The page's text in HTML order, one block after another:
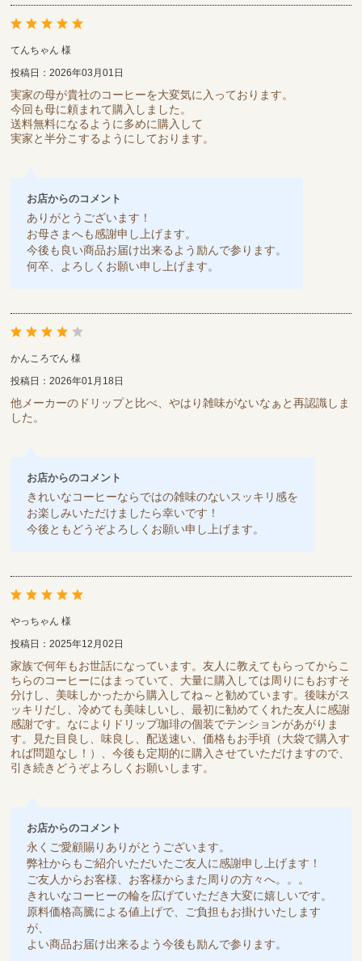
てんちゃん 様
投稿日：2026年03月01日
実家の母が貴社のコーヒーを大変気に入っております。
今回も母に頼まれて購入しました。
送料無料になるように多めに購入して
実家と半分こするようにしております。
お店からのコメント
ありがとうございます！
お母さまへも感謝申し上げます。
今後も良い商品お届け出来るよう励んで参ります。
何卒、よろしくお願い申し上げます。
かんころでん 様
投稿日：2026年01月18日
他メーカーのドリップと比べ、やはり雑味がないなぁと再認識しま
した。
お店からのコメント
きれいなコーヒーならではの雑味のないスッキリ感を
お楽しみいただけましたら幸いです！
今後ともどうぞよろしくお願い申し上げます。
やっちゃん 様
投稿日：2025年12月02日
家族で何年もお世話になっています。友人に教えてもらってからこ
ちらのコーヒーにはまっていて、大量に購入しては周りにもおすそ
分けし、美味しかったから購入してね～と勧めています。後味がス
ッキリだし、冷めても美味しいし、最初に勧めてくれた友人に感謝
感謝です。なによりドリップ珈琲の個装でテンションがあがりま
す。見た目良し、味良し、配送速い、価格もお手頃（大袋で購入す
れば問題なし！）、今後も定期的に購入させていただけますので、
引き続きどうぞよろしくお願いします。
お店からのコメント
永くご愛顧賜りありがとうございます。
弊社からもご紹介いただいたご友人に感謝申し上げます！
ご友人からお客様、お客様からまた周りの方々へ。。。
きれいなコーヒーの輪を広げていただき大変に嬉しいです。
原料価格高騰による値上げで、ご負担もお掛けいたします
が、
よい商品お届け出来るよう今後も励んで参ります。